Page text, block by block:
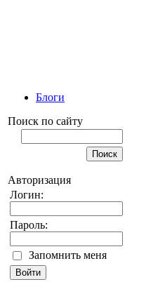
Блоги
Поиск по сайту
Авторизация
Логин:
Пароль:
Запомнить меня